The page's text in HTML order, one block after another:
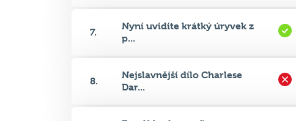
8.
Nejslavnější dílo Charlese
Dar...
9.
Za půl bodu uveďte, ze
kterého...